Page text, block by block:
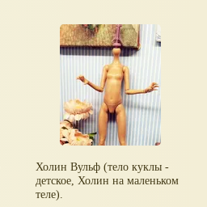
Холин Вульф (тело куклы -
детское, Холин на маленьком
теле).